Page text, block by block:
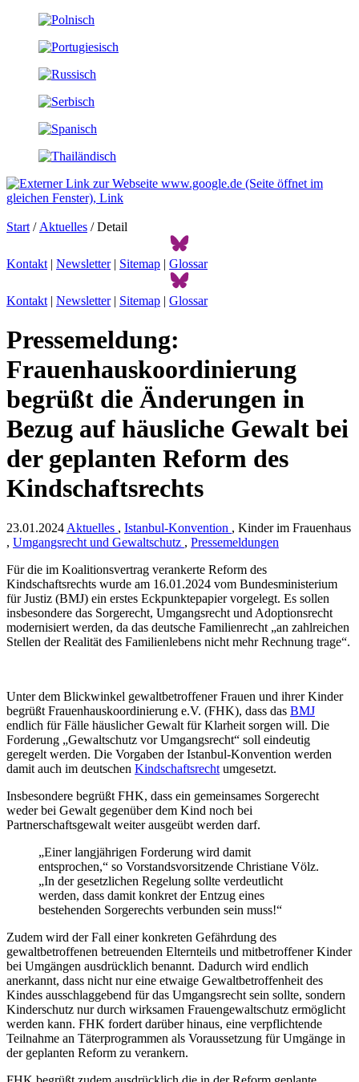
Start / Aktuelles / Detail
Kontakt | Newsletter| Sitemap | Glossar
Kontakt | Newsletter| Sitemap | Glossar
Pressemeldung:
Frauenhauskoordinierung
begrüßt die Änderungen in
Bezug auf häusliche Gewalt bei
der geplanten Reform des
Kindschaftsrechts
23.01.2024 Aktuelles , Istanbul-Konvention , Kinder im Frauenhaus
, Umgangsrecht und Gewaltschutz , Pressemeldungen
Für die im Koalitionsvertrag verankerte Reform des
Kindschaftsrechts wurde am 16.01.2024 vom Bundesministerium
für Justiz (BMJ) ein erstes Eckpunktepapier vorgelegt. Es sollen
insbesondere das Sorgerecht, Umgangsrecht und Adoptionsrecht
modernisiert werden, da das deutsche Familienrecht „an zahlreichen
Stellen der Realität des Familienlebens nicht mehr Rechnung trage“.
Unter dem Blickwinkel gewaltbetroffener Frauen und ihrer Kinder
begrüßt Frauenhauskoordinierung e.V. (FHK), dass das BMJ
endlich für Fälle häuslicher Gewalt für Klarheit sorgen will. Die
Forderung „Gewaltschutz vor Umgangsrecht“ soll eindeutig
geregelt werden. Die Vorgaben der Istanbul-Konvention werden
damit auch im deutschen Kindschaftsrecht umgesetzt.
Insbesondere begrüßt FHK, dass ein gemeinsames Sorgerecht
weder bei Gewalt gegenüber dem Kind noch bei
Partnerschaftsgewalt weiter ausgeübt werden darf.
„Einer langjährigen Forderung wird damit
entsprochen,“ so Vorstandsvorsitzende Christiane Völz.
„In der gesetzlichen Regelung sollte verdeutlicht
werden, dass damit konkret der Entzug eines
bestehenden Sorgerechts verbunden sein muss!“
Zudem wird der Fall einer konkreten Gefährdung des
gewaltbetroffenen betreuenden Elternteils und mitbetroffener Kinder
bei Umgängen ausdrücklich benannt. Dadurch wird endlich
anerkannt, dass nicht nur eine etwaige Gewaltbetroffenheit des
Kindes ausschlaggebend für das Umgangsrecht sein sollte, sondern
Kinderschutz nur durch wirksamen Frauengewaltschutz ermöglicht
werden kann. FHK fordert darüber hinaus, eine verpflichtende
Teilnahme an Täterprogrammen als Voraussetzung für Umgänge in
der geplanten Reform zu verankern.